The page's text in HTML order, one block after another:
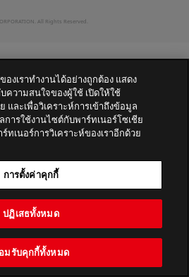
All Rights Reserved.
งเราทำงานได้อย่างถูกต้อง แสดง
วามสนใจของผู้ใช้ เปิดให้ใช้
ละเพื่อวิเคราะห์การเข้าถึงข้อมูล
การใช้งานไซต์กับพาร์ทเนอร์โซเชีย
เนอร์การวิเคราะห์ของเราอีกด้วย
การตั้งค่าคุกกี้
ปฏิเสธทั้งหมด
มรับคุกกี้ทั้งหมด